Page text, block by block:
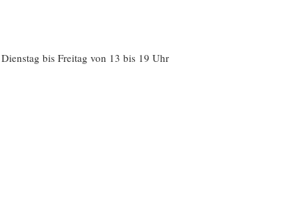
bis Freitag von 13 bis 19 Uhr